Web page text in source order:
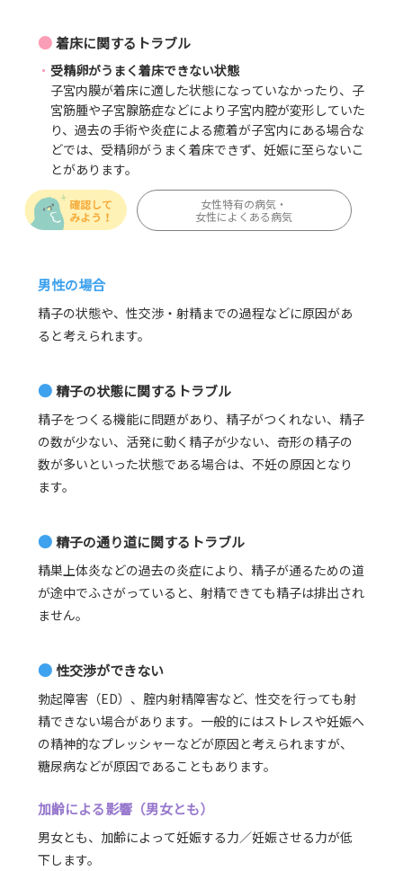
●着床に関するトラブル
受精卵がうまく着床できない状態
子宮内膜が着床に適した状態になっていなかったり、子
宮筋腫や子宮腺筋症などにより子宮内腔が変形していた
り、過去の手術や炎症による癒着が子宮内にある場合な
どでは、受精卵がうまく着床できず、妊娠に至らないこ
とがあります。
女性特有の病気・
女性によくある病気
男性の場合
精子の状態や、性交渉・射精までの過程などに原因があ
ると考えられます。
●精子の状態に関するトラブル
精子をつくる機能に問題があり、精子がつくれない、精子
の数が少ない、活発に動く精子が少ない、奇形の精子の
数が多いといった状態である場合は、不妊の原因となり
ます。
●精子の通り道に関するトラブル
精巣上体炎などの過去の炎症により、精子が通るための道
が途中でふさがっていると、射精できても精子は排出され
ません。
●性交渉ができない
勃起障害（ED）、腟内射精障害など、性交を行っても射
精できない場合があります。一般的にはストレスや妊娠へ
の精神的なプレッシャーなどが原因と考えられますが、
糖尿病などが原因であることもあります。
加齢による影響（男女とも）
男女とも、加齢によって妊娠する力／妊娠させる力が低
下します。